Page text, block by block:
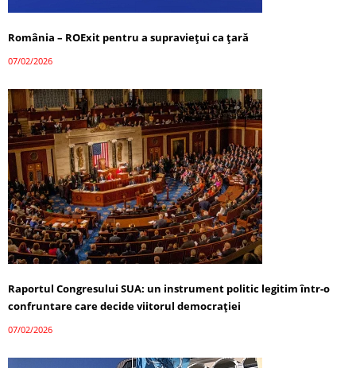
România – ROExit pentru a supraviețui ca țară
07/02/2026
Raportul Congresului SUA: un instrument politic legitim într-o
confruntare care decide viitorul democrației
07/02/2026